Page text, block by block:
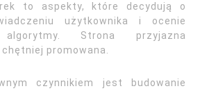
to aspekty, które decydują o
użytkownika i ocenie
Strona przyjazna
promowana.
czynnikiem jest budowanie